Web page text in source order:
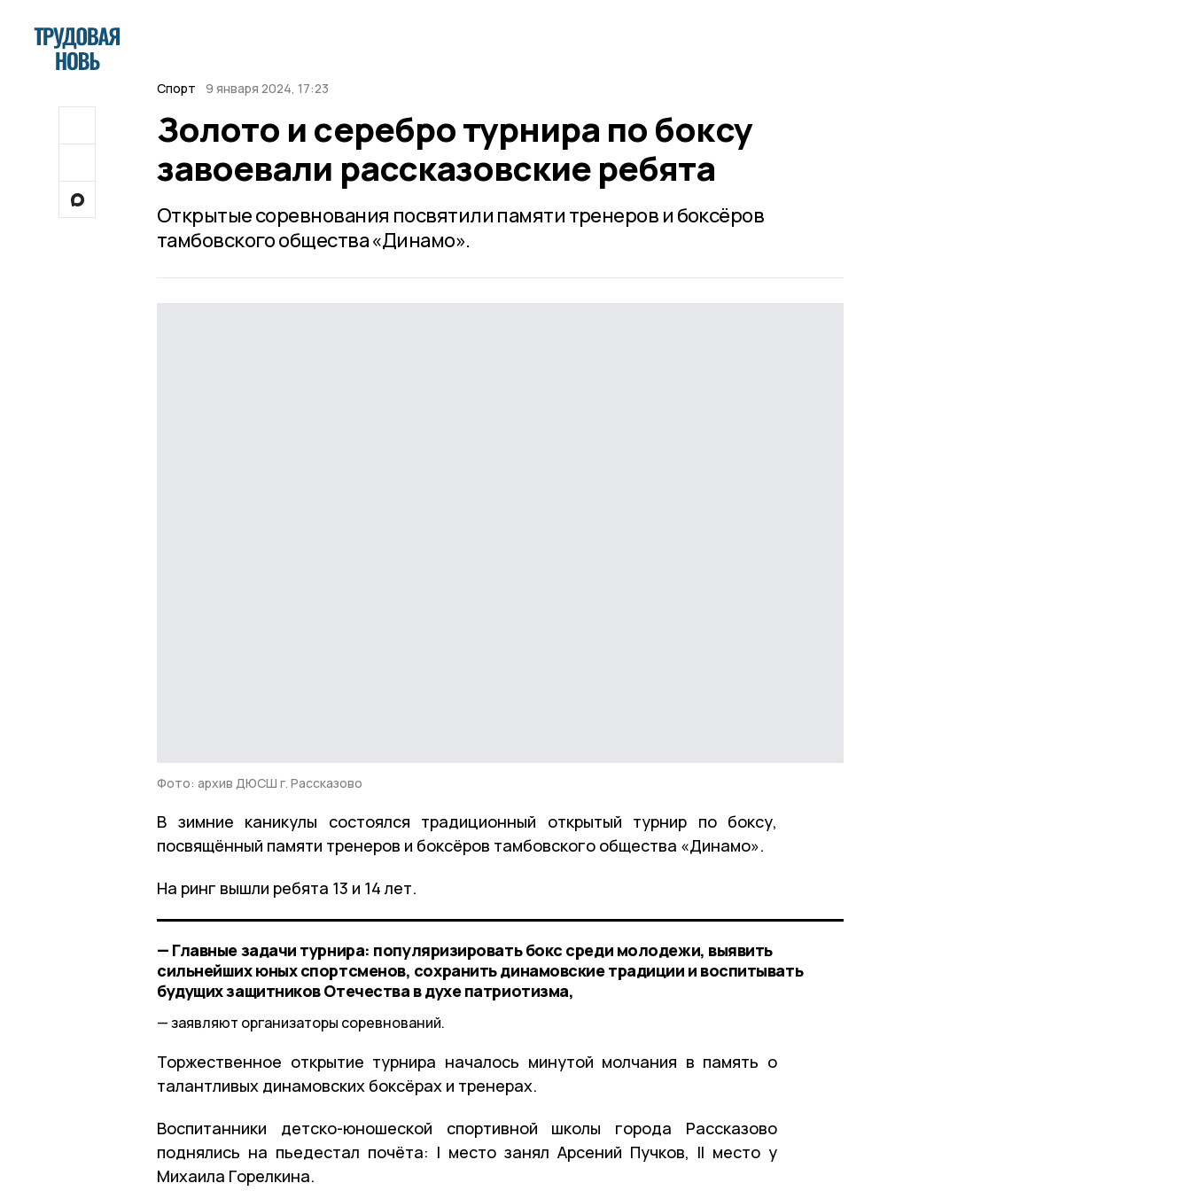
Спорт 9 января 2024, 17:23
Золото и серебро турнира по боксу
завоевали рассказовские ребята
Открытые соревнования посвятили памяти тренеров и боксёров
тамбовского общества «Динамо».
Фото: архив ДЮСШ г. Рассказово
В зимние каникулы состоялся традиционный открытый турнир по боксу,
посвящённый памяти тренеров и боксёров тамбовского общества «Динамо».
На ринг вышли ребята 13 и 14 лет.
— Главные задачи турнира: популяризировать бокс среди молодежи, выявить
сильнейших юных спортсменов, сохранить динамовские традиции и воспитывать
будущих защитников Отечества в духе патриотизма,
заявляют организаторы соревнований.
Торжественное открытие турнира началось минутой молчания в память о
талантливых динамовских боксёрах и тренерах.
Воспитанники детско-юношеской спортивной школы города Рассказово
поднялись на пьедестал почёта: I место занял Арсений Пучков, II место у
Михаила Горелкина.